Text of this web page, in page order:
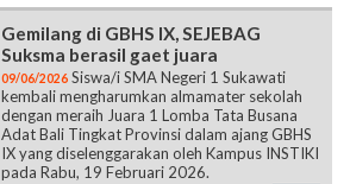
Gemilang di GBHS IX, SEJEBAG
Suksma berasil gaet juara
09/06/2026 Siswa/i SMA Negeri 1 Sukawati
kembali mengharumkan almamater sekolah
dengan meraih Juara 1 Lomba Tata Busana
Adat Bali Tingkat Provinsi dalam ajang GBHS
IX yang diselenggarakan oleh Kampus INSTIKI
pada Rabu, 19 Februari 2026.